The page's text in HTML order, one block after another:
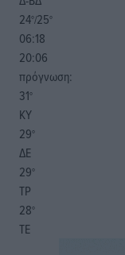
24°/25°
06:18
20:06
πρόγνωση:
31°
ΚΥ
29°
ΔΕ
29°
ΤΡ
28°
ΤΕ